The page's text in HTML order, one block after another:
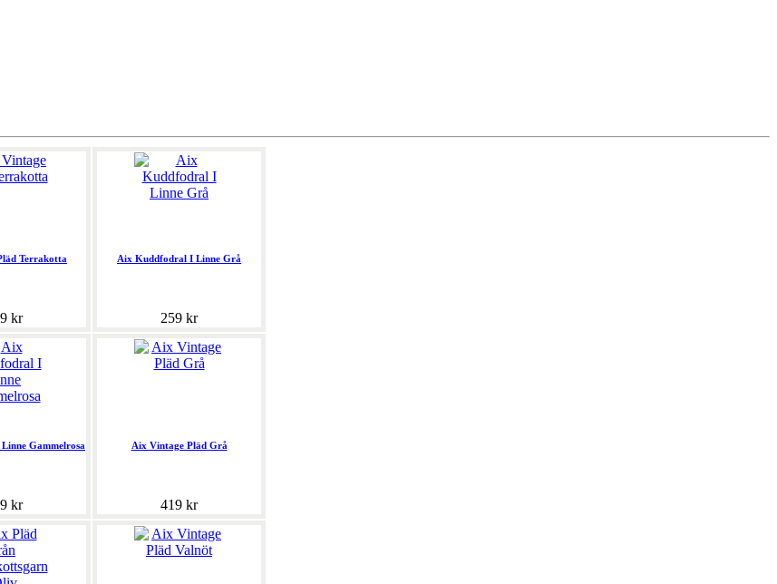
Terrakotta
kr
Aix Kuddfodral I Linne Grå
259 kr
Gammelrosa
kr
Aix Vintage Pläd Grå
419 kr